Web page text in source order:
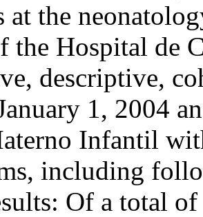
at the
the Hospital de
descriptive,
1, 2004
Infantil
including
Of a total